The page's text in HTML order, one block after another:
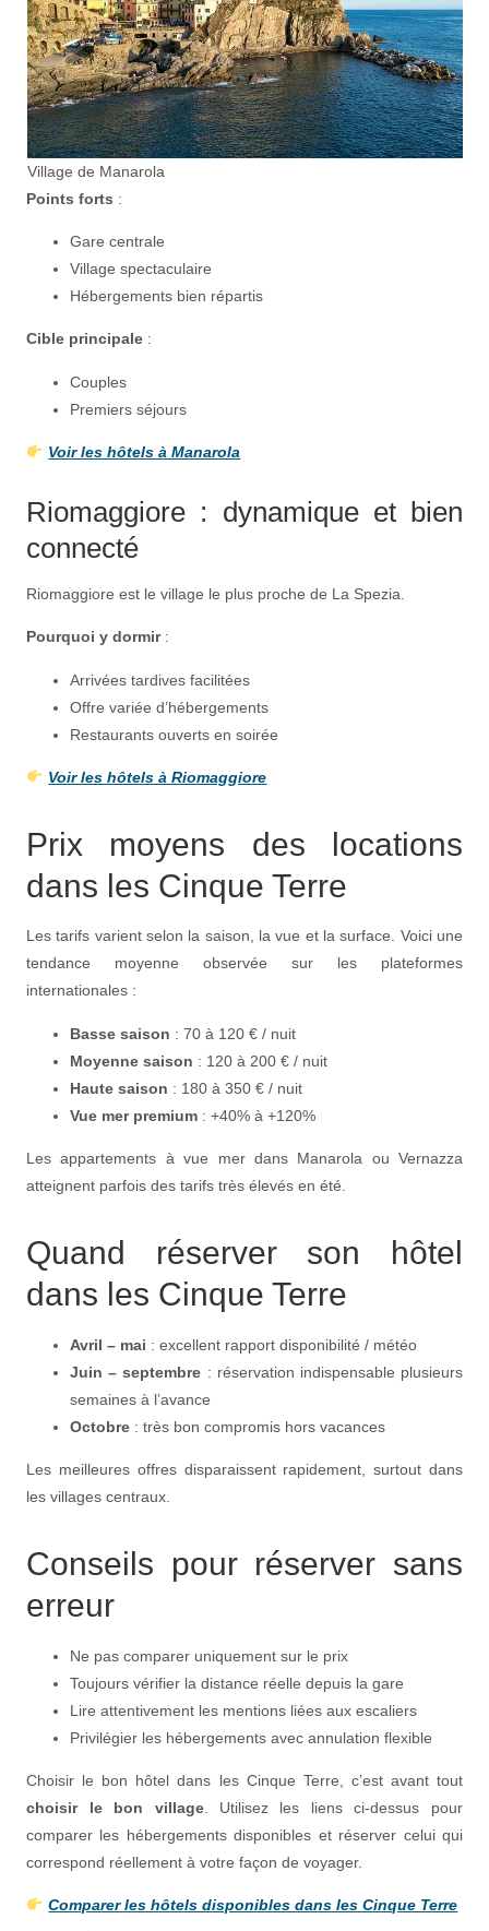
Village de Manarola
Points forts :
Gare centrale
Village spectaculaire
Hébergements bien répartis
Cible principale :
Couples
Premiers séjours
Voir les hôtels à Manarola
Riomaggiore : dynamique et bien
connecté
Riomaggiore est le village le plus proche de La Spezia.
Pourquoi y dormir:
Arrivées tardives facilitées
Offre variée d’hébergements
Restaurants ouverts en soirée
Voir les hôtels à Riomaggiore
Prix moyens des locations
dans les Cinque Terre
Les tarifs varient selon la saison, la vue et la surface. Voici une
tendance moyenne observée sur les plateformes
internationales :
Basse saison : 70 à 120 € / nuit
Moyenne saison : 120 à 200 € / nuit
Haute saison : 180 à 350 € / nuit
Vue mer premium : +40% à +120%
Les appartements à vue mer dans Manarola ou Vernazza
atteignent parfois des tarifs très élevés en été.
Quand réserver son hôtel
dans les Cinque Terre
Avril – mai : excellent rapport disponibilité / météo
Juin – septembre : réservation indispensable plusieurs
semaines à l’avance
Octobre : très bon compromis hors vacances
Les meilleures offres disparaissent rapidement, surtout dans
les villages centraux.
Conseils pour réserver sans
erreur
Ne pas comparer uniquement sur le prix
Toujours vérifier la distance réelle depuis la gare
Lire attentivement les mentions liées aux escaliers
Privilégier les hébergements avec annulation flexible
Choisir le bon hôtel dans les Cinque Terre, c’est avant tout
choisir le bon village. Utilisez les liens ci-dessus pour
comparer les hébergements disponibles et réserver celui qui
correspond réellement à votre façon de voyager.
Comparer les hôtels disponibles dans les Cinque Terre